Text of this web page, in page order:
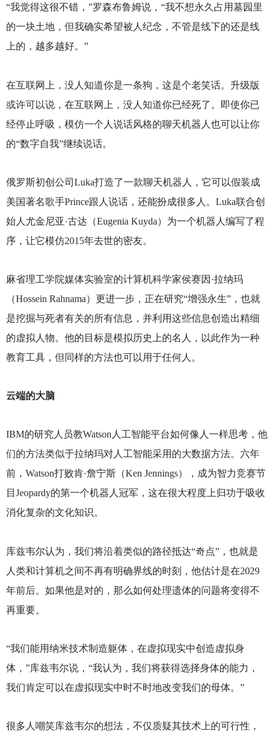
“我觉得这很不错，”罗森布鲁姆说，“我不想永久占用墓园里
的一块土地，但我确实希望被人纪念，不管是线下的还是线
上的，越多越好。”
在互联网上，没人知道你是一条狗，这是个老笑话。升级版
或许可以说，在互联网上，没人知道你已经死了。即使你已
经停止呼吸，模仿一个人说话风格的聊天机器人也可以让你
的“数字自我”继续说话。
俄罗斯初创公司Luka打造了一款聊天机器人，它可以假装成
美国著名歌手Prince跟人说话，还能扮成很多人。Luka联合创
始人尤金尼亚·古达（Eugenia Kuyda）为一个机器人编写了程
序，让它模仿2015年去世的密友。
麻省理工学院媒体实验室的计算机科学家侯赛因·拉纳玛
（Hossein Rahnama）更进一步，正在研究“增强永生”，也就
是挖掘与死者有关的所有信息，并利用这些信息创造出精细
的虚拟人物。他的目标是模拟历史上的名人，以此作为一种
教育工具，但同样的方法也可以用于任何人。
云端的大脑
IBM的研究人员教Watson人工智能平台如何像人一样思考，他
们的方法类似于拉纳玛对人工智能采用的大数据方法。六年
前，Watson打败肯·詹宁斯（Ken Jennings），成为智力竞赛节
目Jeopardy的第一个机器人冠军，这在很大程度上归功于吸收
消化复杂的文化知识。
库兹韦尔认为，我们将沿着类似的路径抵达“奇点”，也就是
人类和计算机之间不再有明确界线的时刻，他估计是在2029
年前后。如果他是对的，那么如何处理遗体的问题将变得不
再重要。
“我们能用纳米技术制造躯体，在虚拟现实中创造虚拟身
体，”库兹韦尔说，“我认为，我们将获得选择身体的能力，
我们肯定可以在虚拟现实中时不时地改变我们的母体。”
很多人嘲笑库兹韦尔的想法，不仅质疑其技术上的可行性，